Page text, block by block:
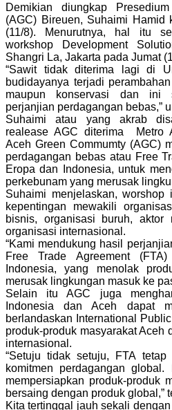
Demikian diungkap
(AGC) Bireuen, Suhaimi Hamid
(11/8). Menurutnya, hal itu
workshop Development
Shangri La, Jakarta pada Jumat
“Sawit tidak diterima lagi di
budidayanya terjadi
maupun konservasi dan ini
perjanjian perdagangan bebas,”
Suhaimi atau yang akrab
realease AGC diterima Metro
Aceh Green Commumty (AGC)
perdagangan bebas atau Free
Eropa dan Indonesia, untuk
perkebunam yang merusak
Suhaimi menjelaskan,
kepentingan mewakili
bisnis, organisasi buruh,
organisasi internasional.
“Kami mendukung hasil
Free Trade Agreement
Indonesia, yang menolak
merusak lingkungan masuk ke
Selain itu AGC juga
Indonesia dan Aceh dapat
berlandaskan International
produk-produk masyarakat Aceh
internasional.
“Setuju tidak setuju, FTA
komitmen perdagangan
mempersiapkan produk-produk
bersaing dengan produk global,”
Kita tertinggal jauh sekali